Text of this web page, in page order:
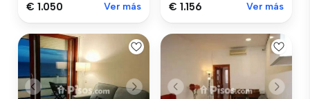
€ 1.050 Ver más € 1.156 Ver más